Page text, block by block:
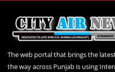
The web portal that brings the
the way across Punjab is using